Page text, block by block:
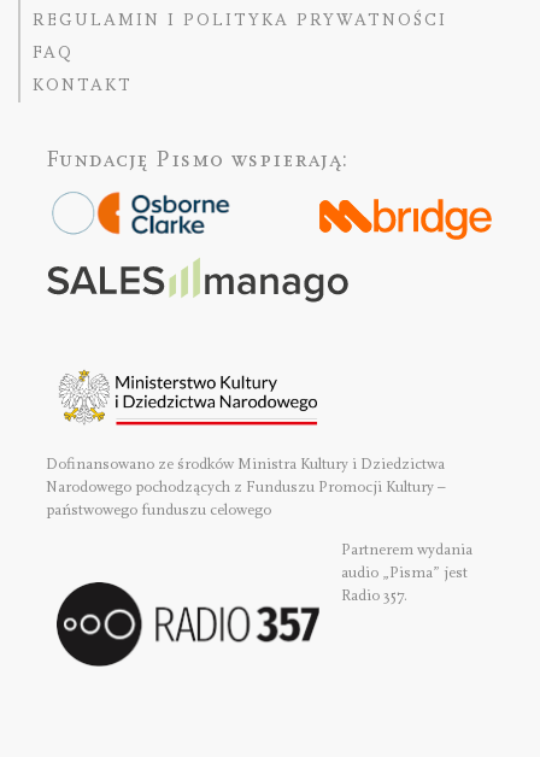
REGULAMIN I POLITYKA PRYWATNOŚCI
FAQ
KONTAKT
Fundację Pismo wspierają:
Dofinansowano ze środków Ministra Kultury i Dziedzictwa
Narodowego pochodzących z Funduszu Promocji Kultury –
państwowego funduszu celowego
Partnerem wydania
audio „Pisma” jest
Radio 357.